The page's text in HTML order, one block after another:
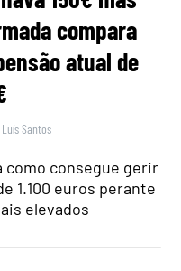
compara
atual de
Luís Santos
como consegue gerir
1.100 euros perante
elevados